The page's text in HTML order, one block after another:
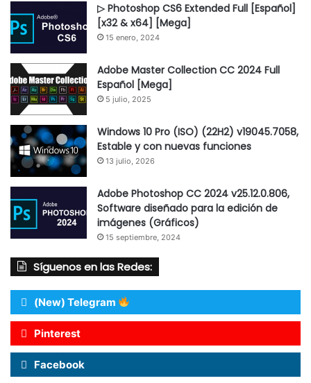
▷ Photoshop CS6 Extended Full [Español]
[x32 & x64] [Mega]
15 enero, 2024
Adobe Master Collection CC 2024 Full
Español [Mega]
5 julio, 2025
Windows 10 Pro (ISO) (22H2) v19045.7058,
Estable y con nuevas funciones
13 julio, 2026
Adobe Photoshop CC 2024 v25.12.0.806,
Software diseñado para la edición de
imágenes (Gráficos)
15 septiembre, 2024
Síguenos en las Redes:
(New) Telegram
Pinterest
Facebook